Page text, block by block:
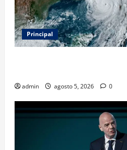
Principal
admin agosto 5, 2026 0